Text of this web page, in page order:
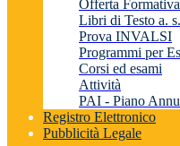
Offerta Formativa
Libri di Testo a.
Prova INVALSI
Programmi per
Corsi ed esami
Attività
PAI - Piano
Registro Elettronico
Pubblicità Legale